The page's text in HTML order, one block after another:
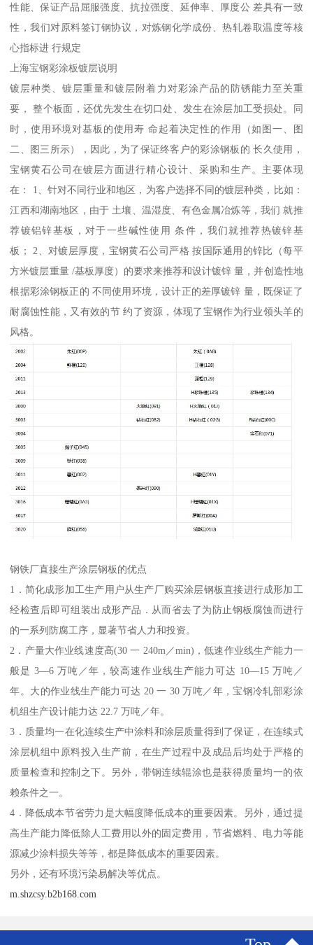
性能、保证产品屈服强度、抗拉强度、延伸率、厚度公 差具有一致
性，我们对原料签订钢协议，对炼钢化学成份、热轧卷取温度等核
心指标进 行规定
上海宝钢彩涂板镀层说明
镀层种类、镀层重量和镀层附着力对彩涂产品的防锈能力至关重
要， 整个板面，还优先发生在切口处、发生在涂层加工受损处。同
时，使用环境对基板的使用寿 命起着决定性的作用（如图一、图
二、图三所示），因此，为了保证终客户的彩涂钢板的 长久使用，
宝钢黄石公司在镀层方面进行精心设计、采购和生产。主要体现
在： 1、针对不同行业和地区，为客户选择不同的镀层种类，比如：
江西和湖南地区，由于 土壤、温湿度、有色金属冶炼等，我们 就推
荐镀铝锌基板，对于一些碱性使用 条件，我们就推荐热镀锌基
板； 2、对镀层厚度，宝钢黄石公司严格 按国际通用的锌比（每平
方米镀层重量 /基板厚度）的要求来推荐和设计镀锌 量，并创造性地
根据彩涂钢板正的 不同使用环境，设计正的差厚镀锌 量，既保证了
耐腐蚀性能，又有效的节 约了资源，体现了宝钢作为行业领头羊的
风格。
钢铁厂直接生产涂层钢板的优点
1．简化成形加工生产用户从生产厂购买涂层钢板直接进行成形加工
经检查后即可组装出成形产品．从而省去了为防止钢板腐蚀而进行
的一系列防腐工序，显著节省人力和投资。
2．产量大作业线速度高(30 一 240m／min)，低速作业线生产能力一
般是 3—6 万吨／年，较高速作业线生产能力可达 10—15 万吨／
年。大的作业线生产能力可达 20 一 30 万吨／年，宝钢冷轧部彩涂
机组生产设计能力达 22.7 万吨／年。
3．质量均一在化连续生产中涂料和涂层质量得到了保证，在连续式
涂层机组中原料投入生产前，在生产过程中及成品后均处于严格的
质量检查和控制之下。另外，带钢连续辊涂也是获得质量均一的依
赖条件之一。
4．降低成本节省劳力是大幅度降低成本的重要因素。另外，通过提
高生产能力降低除人工费用以外的固定费用，节省燃料、电力等能
源减少涂料损失等等，都是降低成本的重要因素。
另外，还有环境污染易解决等优点。
m.shzcsy.b2b168.com